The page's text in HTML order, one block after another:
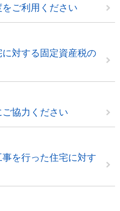
ご利用ください
対する固定資産税の
協力ください
を行った住宅に対す